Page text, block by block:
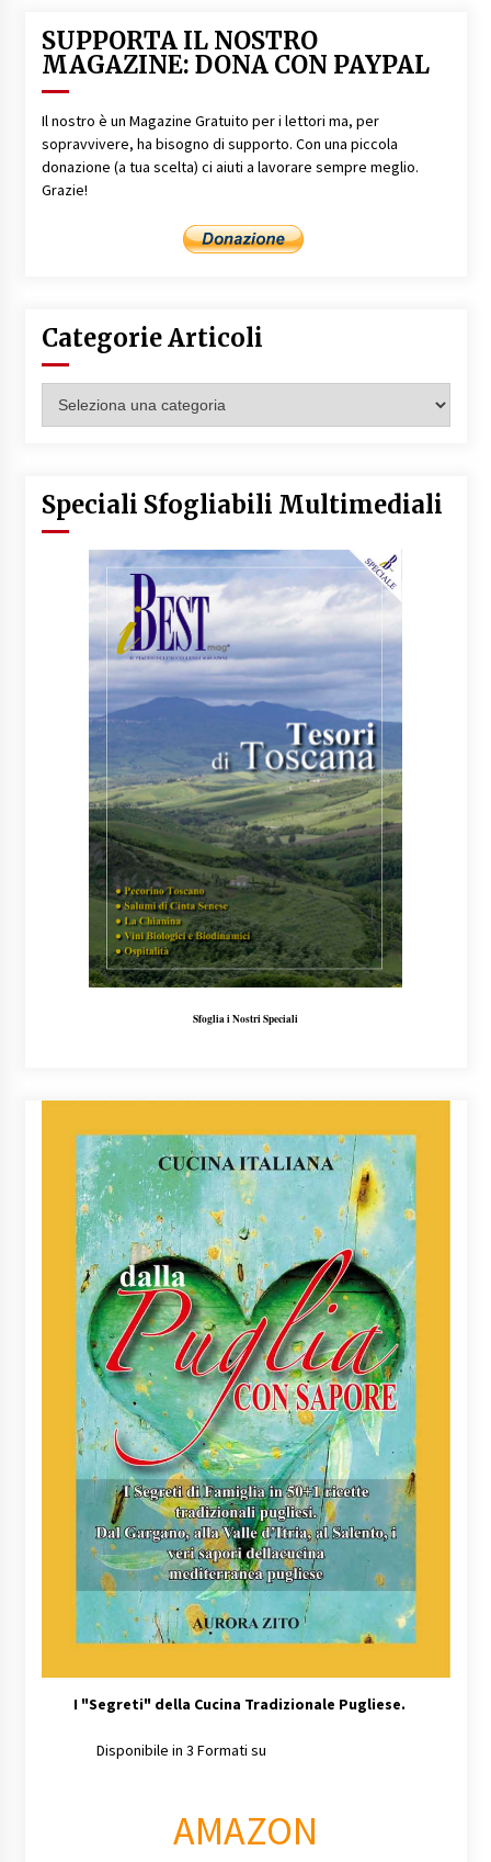
SUPPORTA IL NOSTRO
MAGAZINE: DONA CON PAYPAL
Il nostro è un Magazine Gratuito per i lettori ma, per
sopravvivere, ha bisogno di supporto. Con una piccola
donazione (a tua scelta) ci aiuti a lavorare sempre meglio.
Grazie!
Categorie Articoli
Articoli
Speciali Sfogliabili Multimediali
Sfoglia i Nostri Speciali
I "Segreti" della Cucina Tradizionale Pugliese.
Disponibile in 3 Formati su
AMAZON